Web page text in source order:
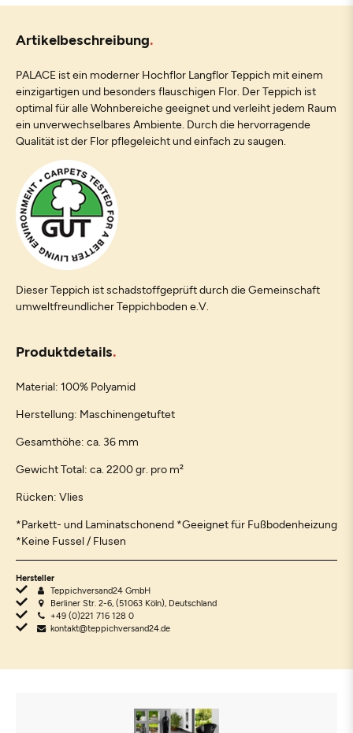
Artikelbeschreibung
PALACE ist ein moderner Hochflor Langflor Teppich mit einem
einzigartigen und besonders flauschigen Flor. Der Teppich ist
optimal für alle Wohnbereiche geeignet und verleiht jedem Raum
ein unverwechselbares Ambiente. Durch die hervorragende
Qualität ist der Flor pflegeleicht und einfach zu saugen.
Dieser Teppich ist schadstoffgeprüft durch die Gemeinschaft
umweltfreundlicher Teppichboden e.V.
Produktdetails
Material: 100% Polyamid
Herstellung: Maschinengetuftet
Gesamthöhe: ca. 36 mm
Gewicht Total: ca. 2200 gr. pro m²
Rücken: Vlies
*Parkett- und Laminatschonend *Geeignet für Fußbodenheizung
*Keine Fussel / Flusen
Hersteller
Teppichversand24 GmbH
Berliner Str. 2-6, (51063 Köln), Deutschland
+49 (0)221 716 128 0
kontakt@teppichversand24.de